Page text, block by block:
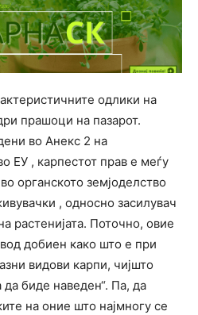
одлики на
прашоци на пазарот.
во Анекс 2 на
ЕУ , карпестот прав е меѓу
органското земјоделство
, односно засилувач
растенијата. Поточно, овие
добиен како што е при
видови карпи, чијшто
биде наведен“. Па, да
на оние што најмногу се